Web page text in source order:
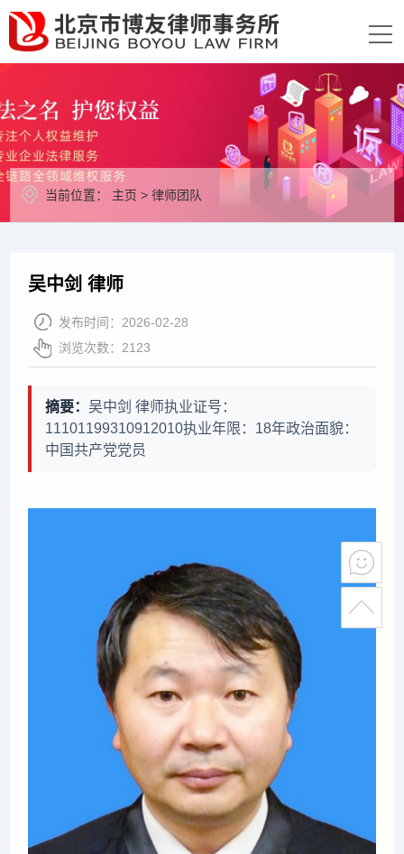
当前位置： 主页 >律师团队
吴中剑 律师
发布时间：2026-02-28
浏览次数：2123
摘要： 吴中剑 律师执业证号：
11101199310912010执业年限：18年政治面貌：
中国共产党党员